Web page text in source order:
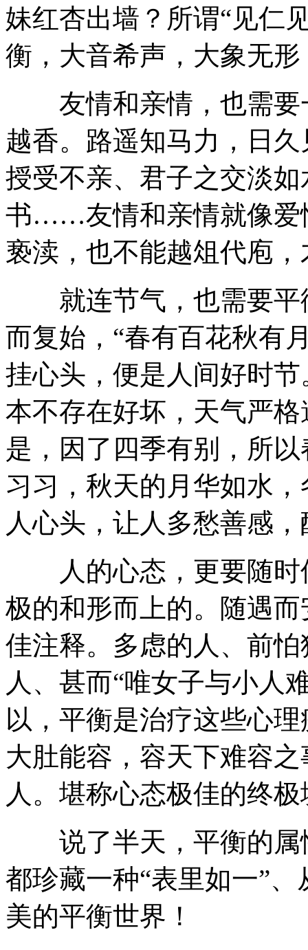
妹红杏出墙？所谓“见仁
衡，大音希声，大象无
友情和亲情，也需要
越香。路遥知马力，日
授受不亲、君子之交淡
书……友情和亲情就像爱
亵渎，也不能越俎代庖
就连节气，也需要平
而复始，“春有百花秋有
挂心头，便是人间好时
本不存在好坏，天气严
是，因了四季有别，所
习习，秋天的月华如水
人心头，让人多愁善感
人的心态，更要随时
极的和形而上的。随遇
佳注释。多虑的人、前
人、甚而“唯女子与小人
以，平衡是治疗这些心
大肚能容，容天下难容
人。堪称心态极佳的终
说了半天，平衡的属
都珍藏一种“表里如一”
美的平衡世界！